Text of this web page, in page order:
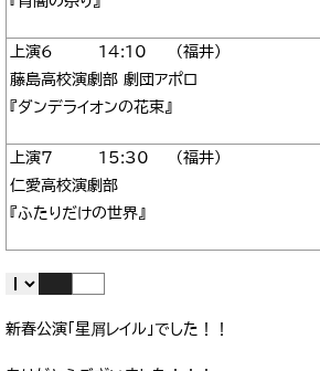
6 14:10
福井
藤島高校演劇部 劇団アポロ
『ダンデライオンの花束』
7 15:30
福井
仁愛高校演劇部
『ふたりだけの世界』
新春公演「星屑レイル」でした！！